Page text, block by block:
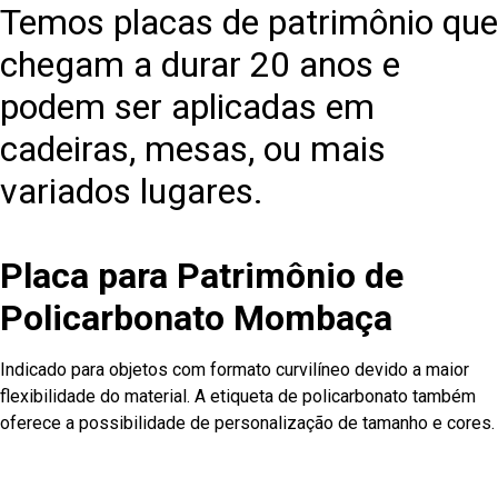
Temos placas de patrimônio que
chegam a durar 20 anos e
podem ser aplicadas em
cadeiras, mesas, ou mais
variados lugares.
Placa para Patrimônio de
Policarbonato Mombaça
Indicado para objetos com formato curvilíneo devido a maior
flexibilidade do material. A etiqueta de policarbonato também
oferece a possibilidade de personalização de tamanho e cores.